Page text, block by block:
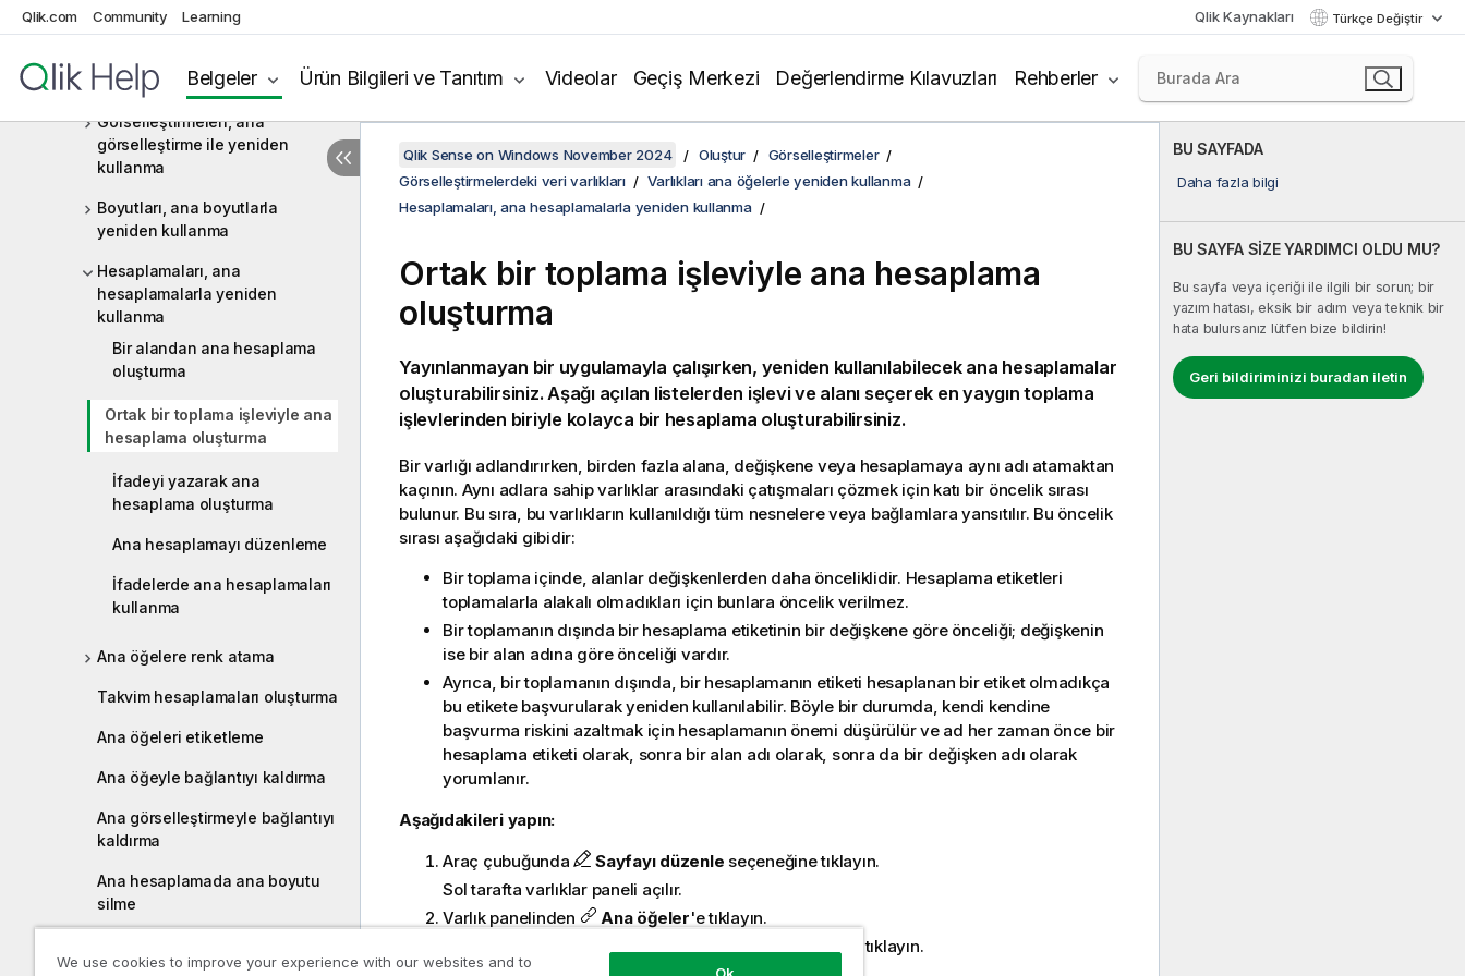
Qlik.com Community Learning Qlik Kaynakları Türkçe Değiştir
Belgeler Ürün Bilgileri ve Tanıtım Videolar Geçiş Merkezi Değerlendirme Kılavuzları Rehberler
Hesaplamalar
Varlıkları ana öğelerle yeniden
kullanma
Görselleştirmeleri, ana
görselleştirme ile yeniden
kullanma
Boyutları, ana boyutlarla
yeniden kullanma
Hesaplamaları, ana
hesaplamalarla yeniden
kullanma
Bir alandan ana hesaplama
oluşturma
Ortak bir toplama işleviyle ana
hesaplama oluşturma
İfadeyi yazarak ana
hesaplama oluşturma
Ana hesaplamayı düzenleme
İfadelerde ana hesaplamaları
kullanma
Ana öğelere renk atama
Takvim hesaplamaları oluşturma
Ana öğeleri etiketleme
Ana öğeyle bağlantıyı kaldırma
Ana görselleştirmeyle bağlantıyı
kaldırma
Ana hesaplamada ana boyutu
silme
BU SAYFADA
Daha fazla bilgi
BU SAYFA SİZE YARDIMCI OLDU MU?
Bu sayfa veya içeriği ile ilgili bir sorun; bir
yazım hatası, eksik bir adım veya teknik bir
hata bulursanız lütfen bize bildirin!
Geri bildiriminizi buradan iletin
Qlik Sense on Windows November 2024 Oluştur
Görselleştirmeler
Görselleştirmelerdeki veri varlıkları
Varlıkları ana öğelerle yeniden kullanma
Hesaplamaları, ana hesaplamalarla yeniden kullanma
Ortak bir toplama işleviyle ana hesaplama
oluşturma
Yayınlanmayan bir uygulamayla çalışırken, yeniden kullanılabilecek ana hesaplamalar
oluşturabilirsiniz. Aşağı açılan listelerden işlevi ve alanı seçerek en yaygın toplama
işlevlerinden biriyle kolayca bir hesaplama oluşturabilirsiniz.
Bir varlığı adlandırırken, birden fazla alana, değişkene veya hesaplamaya aynı adı atamaktan
kaçının. Aynı adlara sahip varlıklar arasındaki çatışmaları çözmek için katı bir öncelik sırası
bulunur. Bu sıra, bu varlıkların kullanıldığı tüm nesnelere veya bağlamlara yansıtılır. Bu öncelik
sırası aşağıdaki gibidir:
Bir toplama içinde, alanlar değişkenlerden daha önceliklidir. Hesaplama etiketleri
toplamalarla alakalı olmadıkları için bunlara öncelik verilmez.
Bir toplamanın dışında bir hesaplama etiketinin bir değişkene göre önceliği; değişkenin
ise bir alan adına göre önceliği vardır.
Ayrıca, bir toplamanın dışında, bir hesaplamanın etiketi hesaplanan bir etiket olmadıkça
bu etikete başvurularak yeniden kullanılabilir. Böyle bir durumda, kendi kendine
başvurma riskini azaltmak için hesaplamanın önemi düşürülür ve ad her zaman önce bir
hesaplama etiketi olarak, sonra bir alan adı olarak, sonra da bir değişken adı olarak
yorumlanır.
Aşağıdakileri yapın:
Araç çubuğunda
Sayfayı düzenle seçeneğine tıklayın.
Sol tarafta varlıklar paneli açılır.
Varlık panelinden
Ana öğeler'e tıklayın.
başlığına tıklayın.
We use cookies to improve your experience with our websites and to